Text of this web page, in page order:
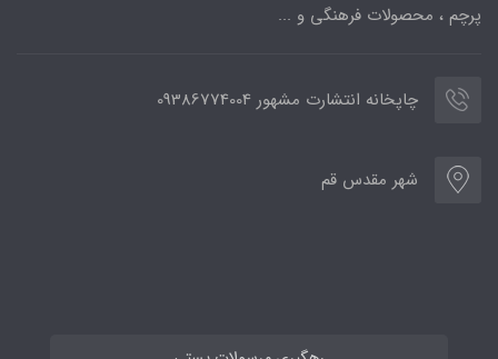
پرچم ، محصولات فرهنگی و ...
چاپخانه انتشارت مشهور 09386774004
شهر مقدس قم